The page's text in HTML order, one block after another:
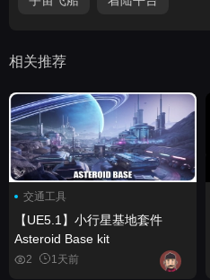
相关推荐
交通工具
【UE5.1】小行星基地套件
Asteroid Base kit
2 1天前